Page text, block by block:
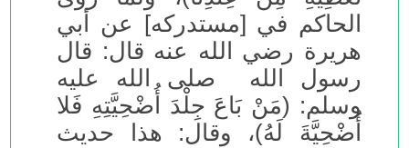
الحاكم في [مستدركه] عن أبي
هريرة رضي الله عنه قال: قال
رسول الله صلى الله عليه
وسلم: (مَنْ بَاعَ جِلْدَ أُضْحِيَّتِهِ فَلا
أُضْحِيَّةَ لَهُ)، وقال: هذا حديث